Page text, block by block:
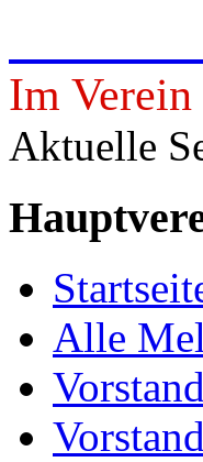
Im Verein
Aktuelle
Alle